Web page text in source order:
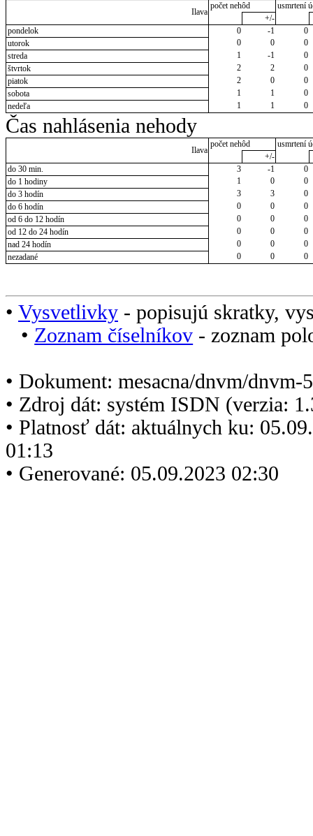
Ilava
počet nehôd
usmrtení
+/-
pondelok
0 -1
0
utorok
0 0
0
streda
1 -1
0
štvrtok
2 2
0
piatok
2 0
0
sobota
1 1
0
nedeľa
1 1 0
Čas nahlásenia nehody
Ilava
počet nehôd
usmrtení
+/-
do 30 min.
3 -1
0
do 1 hodiny
1 0
0
do 3 hodín
3 3
0
do 6 hodín
0 0
0
od 6 do 12 hodín
0 0
0
od 12 do 24 hodín
0 0
0
nad 24 hodín
0 0
0
nezadané
0 0 0
• Vysvetlivky - popisujú skratky,
• Zoznam číselníkov - zoznam
• Dokument: mesacna/dnvm/dnvm-
• Zdroj dát: systém ISDN (verzia:
• Platnosť dát: aktuálnych ku:
01:13
• Generované: 05.09.2023 02:30